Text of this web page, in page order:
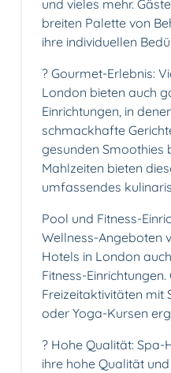
und vieles mehr.
breiten Palette von
ihre individuellen
?️ Gourmet-Erlebnis:
London bieten auch
Einrichtungen, in
schmackhafte
gesunden Smoothies
Mahlzeiten bieten
umfassendes
Pool und Fitness-
Wellness-Angeboten
Hotels in London
Fitness-
Freizeitaktivitäten mit
oder Yoga-Kursen
? Hohe Qualität:
ihre hohe Qualität